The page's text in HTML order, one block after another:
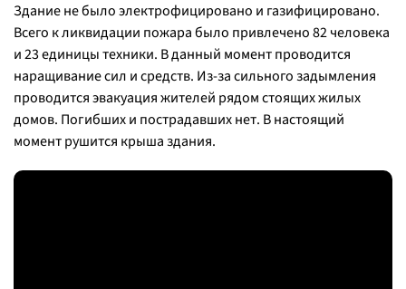
Здание не было электрофицировано и газифицировано.
Всего к ликвидации пожара было привлечено 82 человека
и 23 единицы техники. В данный момент проводится
наращивание сил и средств. Из-за сильного задымления
проводится эвакуация жителей рядом стоящих жилых
домов. Погибших и пострадавших нет. В настоящий
момент рушится крыша здания.